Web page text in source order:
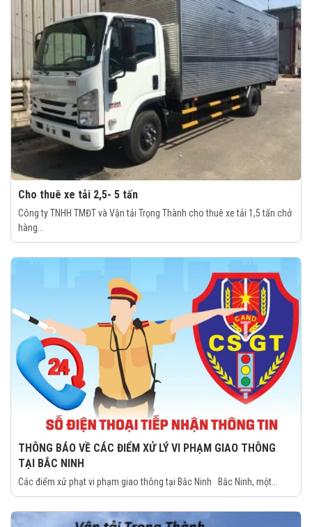
Cho thuê xe tải 2,5- 5 tấn
Công ty TNHH TMĐT và Vận tải Trọng Thành cho thuê xe tải 1,5 tấn chở
hàng...
THÔNG BÁO VỀ CÁC ĐIỂM XỬ LÝ VI PHẠM GIAO THÔNG
TẠI BẮC NINH
Các điểm xử phạt vi phạm giao thông tại Bắc Ninh Bắc Ninh, một...